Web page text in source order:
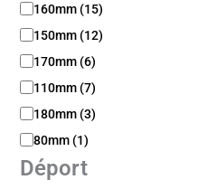
e
m
e
n
t
160mm (15)
150mm (12)
170mm (6)
110mm (7)
180mm (3)
80mm (1)
Déport